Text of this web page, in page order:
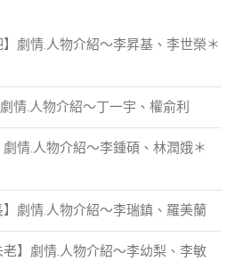
】劇情.人物介紹～李昇基、李世榮＊
劇情.人物介紹～丁一宇、權俞利
劇情.人物介紹～李鍾碩、林潤娥＊
】劇情.人物介紹～李瑞鎮、羅美蘭
老】劇情.人物介紹～李幼梨、李敏